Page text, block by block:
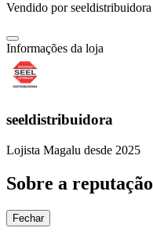
Vendido porseeldistribuidora
Informações da loja
seeldistribuidora
Lojista Magalu desde 2025
Sobre a
Fechar